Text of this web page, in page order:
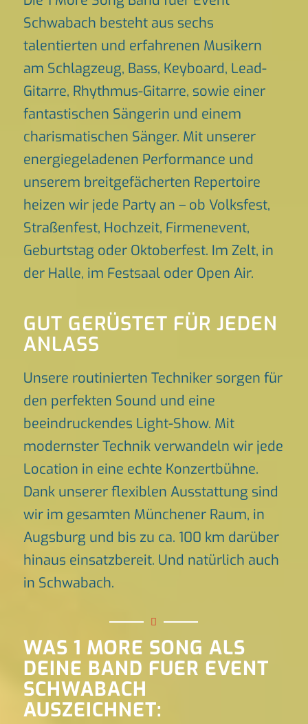
Schwabach besteht aus sechs
talentierten und erfahrenen Musikern
am Schlagzeug, Bass, Keyboard, Lead-
Gitarre, Rhythmus-Gitarre, sowie einer
fantastischen Sängerin und einem
charismatischen Sänger. Mit unserer
energiegeladenen Performance und
unserem breitgefächerten Repertoire
heizen wir jede Party an – ob Volksfest,
Straßenfest, Hochzeit, Firmenevent,
Geburtstag oder Oktoberfest. Im Zelt, in
der Halle, im Festsaal oder Open Air.
GUT GERÜSTET FÜR JEDEN
ANLASS
Unsere routinierten Techniker sorgen für
den perfekten Sound und eine
beeindruckendes Light-Show. Mit
modernster Technik verwandeln wir jede
Location in eine echte Konzertbühne.
Dank unserer flexiblen Ausstattung sind
wir im gesamten Münchener Raum, in
Augsburg und bis zu ca. 100 km darüber
hinaus einsatzbereit. Und natürlich auch
in Schwabach.
WAS 1 MORE SONG ALS
DEINE BAND FUER EVENT
SCHWABACH
AUSZEICHNET: